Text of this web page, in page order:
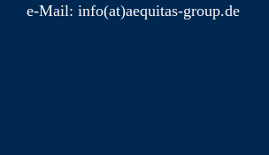
e-Mail: info(at)aequitas-group.de